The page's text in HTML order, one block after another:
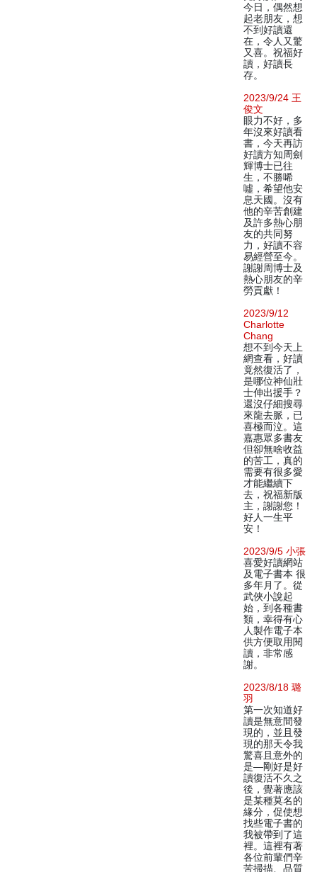
今日，偶然想
起老朋友，想
不到好讀還
在，令人又驚
又喜。祝福好
讀，好讀長
存。
2023/9/24 王
俊文
眼力不好，多
年沒來好讀看
書，今天再訪
好讀方知周劍
輝博士已往
生，不勝唏
噓，希望他安
息天國。沒有
他的辛苦創建
及許多熱心朋
友的共同努
力，好讀不容
易經營至今。
謝謝周博士及
熱心朋友的辛
勞貢獻！
2023/9/12
Charlotte
Chang
想不到今天上
網查看，好讀
竟然復活了，
是哪位神仙壯
士伸出援手？
還沒仔細搜尋
來龍去脈，已
喜極而泣。這
嘉惠眾多書友
但卻無啥收益
的苦工，真的
需要有很多愛
才能繼續下
去，祝福新版
主，謝謝您！
好人一生平
安！
2023/9/5 小張
喜愛好讀網站
及電子書本 很
多年月了。從
武俠小說起
始，到各種書
類，幸得有心
人製作電子本
供方便取用閱
讀，非常感
謝。
2023/8/18 璐
羽
第一次知道好
讀是無意間發
現的，並且發
現的那天令我
驚喜且意外的
是—剛好是好
讀復活不久之
後，覺著應該
是某種莫名的
緣分，促使想
找些電子書的
我被帶到了這
裡。這裡有著
各位前輩們辛
苦掃描、品質